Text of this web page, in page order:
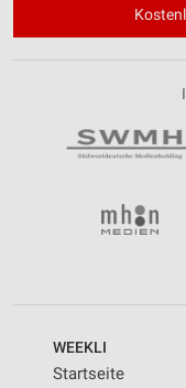
WEEKLI
Startseite